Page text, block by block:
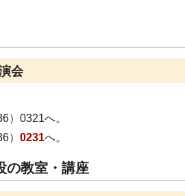
会
0321へ。
） 0231へ。
教室・講座